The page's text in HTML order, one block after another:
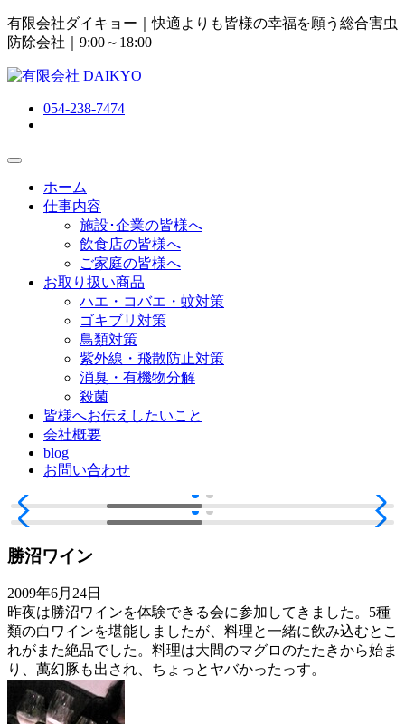
有限会社ダイキョー｜快適よりも皆様の幸福を願う総合害虫
防除会社 ｜9:00～18:00
054-238-7474
ホーム
仕事内容
施設･企業の皆様へ
飲食店の皆様へ
ご家庭の皆様へ
お取り扱い商品
ハエ・コバエ・蚊対策
ゴキブリ対策
鳥類対策
紫外線・飛散防止対策
消臭・有機物分解
殺菌
皆様へお伝えしたいこと
会社概要
blog
お問い合わせ
勝沼ワイン
2009年6月24日
昨夜は勝沼ワインを体験できる会に参加してきました。5種
類の白ワインを堪能しましたが、料理と一緒に飲み込むとこ
れがまた絶品でした。料理は大間のマグロのたたきから始ま
り、萬幻豚も出され、ちょっとヤバかったっす。